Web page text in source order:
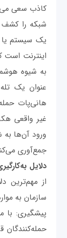
کاذب سعی
شبکه را کشف
یک سیستم یا
اینترنت است
به شیوه
عنوان یک
هانی‌پات
غیر واقعی
ورود آن‌ها به
جمع‌آوری
دلایل
از مهم‌ترین
سازمان به
پیشگیری: با
حمله‌کنندگان